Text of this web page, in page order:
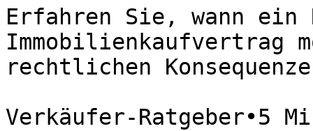
Erfahren Sie, wann
Immobilienkaufvertrag
rechtlichen
Verkäufer-Ratgeber•5